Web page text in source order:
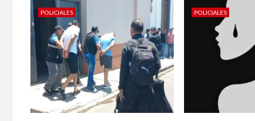
POLICIALES POLICIALES